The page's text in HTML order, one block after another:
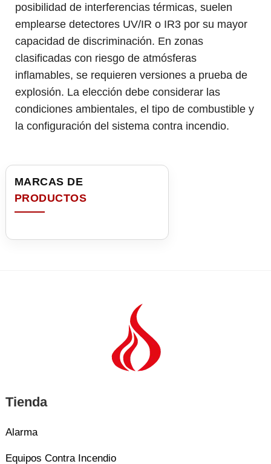
posibilidad de interferencias térmicas, suelen
emplearse detectores UV/IR o IR3 por su mayor
capacidad de discriminación. En zonas
clasificadas con riesgo de atmósferas
inflamables, se requieren versiones a prueba de
explosión. La elección debe considerar las
condiciones ambientales, el tipo de combustible y
la configuración del sistema contra incendio.
Tienda
Alarma
Equipos Contra Incendio